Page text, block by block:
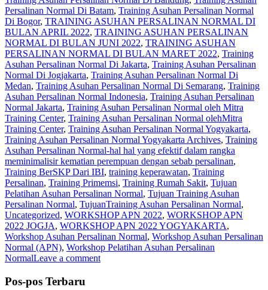
Persalinan Normal Di Batam, Training Asuhan Persalinan Normal
Di Bogor, TRAINING ASUHAN PERSALINAN NORMAL DI
BULAN APRIL 2022, TRAINING ASUHAN PERSALINAN
NORMAL DI BULAN JUNI 2022, TRAINING ASUHAN
PERSALINAN NORMAL DI BULAN MARET 2022, Training
Asuhan Persalinan Normal Di Jakarta, Training Asuhan Persalinan
Normal Di Jogjakarta, Training Asuhan Persalinan Normal Di
Medan, Training Asuhan Persalinan Normal Di Semarang, Training
Asuhan Persalinan Normal Indonesia, Training Asuhan Persalinan
Normal Jakarta, Training Asuhan Persalinan Normal oleh Mitra
Training Center, Training Asuhan Persalinan Normal olehMitra
Training Center, Training Asuhan Persalinan Normal Yogyakarta,
Training Asuhan Persalinan Normal Yogyakarta Archives, Training
Asuhan Persalinan Normal-hal hal yang efektif dalam rangka
meminimalisir kematian perempuan dengan sebab persalinan,
Training BerSKP Dari IBI, training keperawatan, Training
Persalinan, Training Primemsi, Training Rumah Sakit, Tujuan
Pelatihan Asuhan Persalinan Normal, Tujuan Training Asuhan
Persalinan Normal, TujuanTraining Asuhan Persalinan Normal,
Uncategorized, WORKSHOP APN 2022, WORKSHOP APN
2022 JOGJA, WORKSHOP APN 2022 YOGYAKARTA,
Workshop Asuhan Persalinan Normal, Workshop Asuhan Persalinan
Normal (APN), Workshop Pelatihan Asuhan Persalinan
NormalLeave a comment
Pos-pos Terbaru